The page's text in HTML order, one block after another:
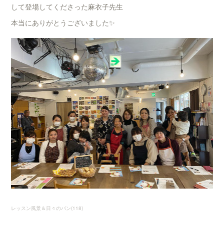
して登場してくださった麻衣子先生
本当にありがとうございました✨
レッスン風景＆日々のパン(118)